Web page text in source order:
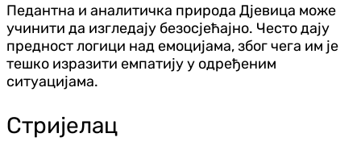
Педантна и аналитичка природа Дјевица може
учинити да изгледају безосјећајно. Често дају
предност логици над емоцијама, због чега им је
тешко изразити емпатију у одређеним
ситуацијама.
Стријелац